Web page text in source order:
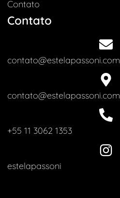
Contato
Contato
contato@estelapassoni.com
contato@estelapassoni.com
+55 11 3062 1353
estelapassoni